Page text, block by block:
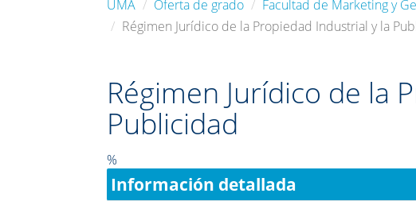
UMA Oferta de grado Facultad de Marketing y
Régimen Jurídico de la Propiedad Industrial y la
Régimen Jurídico de la
Publicidad
%
Información detallada